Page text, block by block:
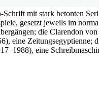
mit stark betonten
gesetzt jeweils im
die Clarendon
eine Zeitungsegyptienne;
eine